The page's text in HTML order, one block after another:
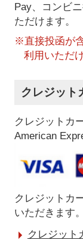
Pay、コンビ
ただけます。
※直接投函が
利用いただ
クレジット
クレジットカ
American
クレジットカ
いただきます。
クレジット